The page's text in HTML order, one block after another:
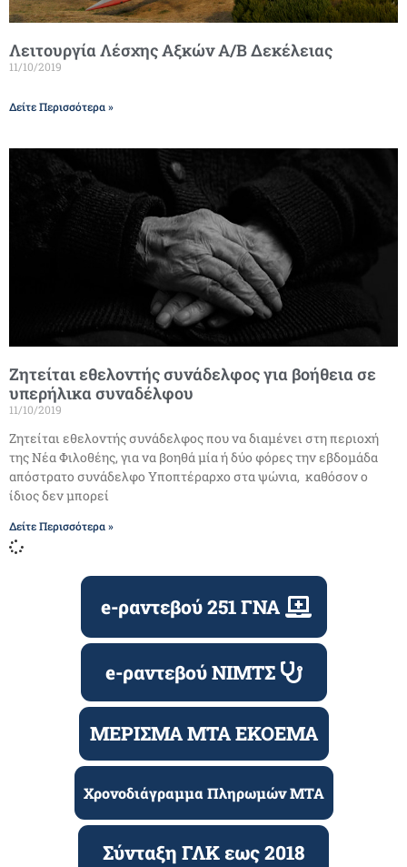
Λειτουργία Λέσχης Αξκών Α/Β Δεκέλειας
11/10/2019
Δείτε Περισσότερα »
Ζητείται εθελοντής συνάδελφος για βοήθεια σε
υπερήλικα συναδέλφου
11/10/2019
Ζητείται εθελοντής συνάδελφος που να διαμένει στη περιοχή
της Νέα Φιλοθέης, για να βοηθά μία ή δύο φόρες την εβδομάδα
απόστρατο συνάδελφο Υποπτέραρχο στα ψώνια, καθόσον ο
ίδιος δεν μπορεί
Δείτε Περισσότερα »
e-ραντεβού 251 ΓΝΑ
e-ραντεβού ΝΙΜΤΣ
ΜΕΡΙΣΜΑ ΜΤΑ ΕΚΟΕΜΑ
Χρονοδιάγραμμα Πληρωμών ΜΤΑ
Σύνταξη ΓΛΚ εως 2018